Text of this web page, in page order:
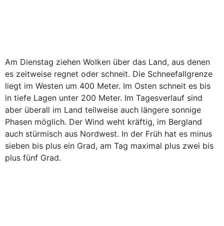
Am Dienstag ziehen Wolken über das Land, aus denen
es zeitweise regnet oder schneit. Die Schneefallgrenze
liegt im Westen um 400 Meter. Im Osten schneit es bis
in tiefe Lagen unter 200 Meter. Im Tagesverlauf sind
aber überall im Land teilweise auch längere sonnige
Phasen möglich. Der Wind weht kräftig, im Bergland
auch stürmisch aus Nordwest. In der Früh hat es minus
sieben bis plus ein Grad, am Tag maximal plus zwei bis
plus fünf Grad.